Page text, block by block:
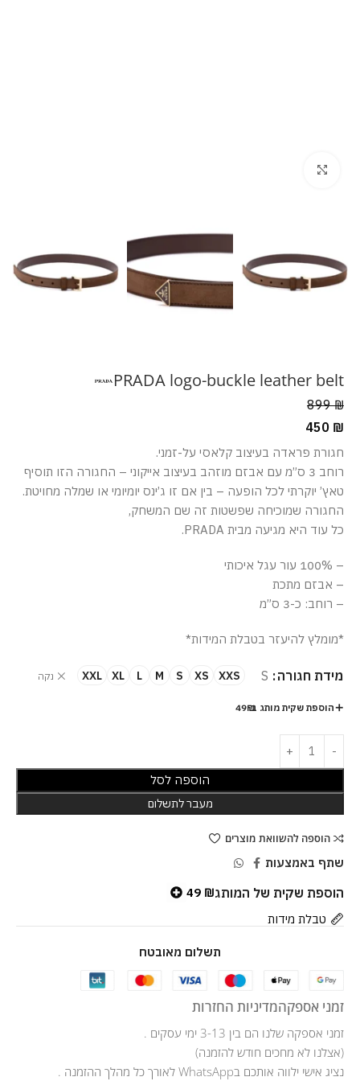
PRADA logo-buckle leather belt
899₪
450 ₪
חגורת פראדה בעיצוב קלאסי על-זמני.
רוחב 3 ס”מ עם אבזם מוזהב בעיצוב אייקוני – החגורה הזו תוסיף
טאץ’ יוקרתי לכל הופעה – בין אם זו ג’ינס יומיומי או שמלה מחויטת.
החגורה שמוכיחה שפשטות זה שם המשחק,
כל עוד היא מגיעה מבית PRADA.
– 100% עור עגל איכותי
– אבזם מתכת
– רוחב: כ-3 ס”מ
*מומלץ להיעזר בטבלת המידות*
מידת חגורה S
XXS
XS
S
M
L
XL
XXL נקה
הוספת שקית מותג ב-49₪
הוספה לסל
מעבר לתשלום
הוספה להשוואת מוצרים
שתף באמצעות
הוספת שקית של המותג 49 ₪
טבלת מידות
תשלום מאובטח
זמני אספקהמדיניות החזרות
זמני אספקה שלנו הם בין 3-13 ימי עסקים .
(אצלנו לא מחכים חודש להזמנה)
נציג אישי ילווה אותכם בWhatsApp לאורך כל מהלך ההזמנה .